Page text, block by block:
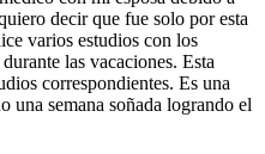
decir que fue solo por esta
varios estudios con los
las vacaciones. Esta
correspondientes. Es una
una semana soñada logrando el